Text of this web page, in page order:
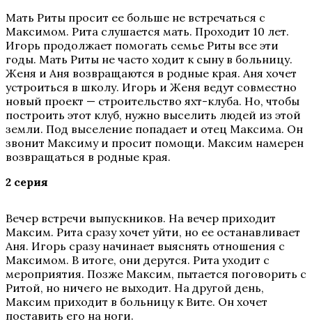
Мать Риты просит ее больше не встречаться с
Максимом. Рита слушается мать. Проходит 10 лет.
Игорь продолжает помогать семье Риты все эти
годы. Мать Риты не часто ходит к сыну в больницу.
Женя и Аня возвращаются в родные края. Аня хочет
устроиться в школу. Игорь и Женя ведут совместно
новый проект — строительство яхт-клуба. Но, чтобы
построить этот клуб, нужно выселить людей из этой
земли. Под выселение попадает и отец Максима. Он
звонит Максиму и просит помощи. Максим намерен
возвращаться в родные края.
2 серия
Вечер встречи выпускников. На вечер приходит
Максим. Рита сразу хочет уйти, но ее останавливает
Аня. Игорь сразу начинает выяснять отношения с
Максимом. В итоге, они дерутся. Рита уходит с
мероприятия. Позже Максим, пытается поговорить с
Ритой, но ничего не выходит. На другой день,
Максим приходит в больницу к Вите. Он хочет
поставить его на ноги.